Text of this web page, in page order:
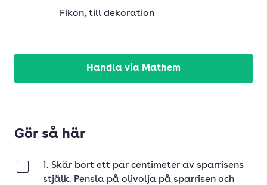
Fikon, till dekoration
Handla via Mathem
Gör så här
1. Skär bort ett par centimeter av sparrisens
stjälk. Pensla på olivolja på sparrisen och